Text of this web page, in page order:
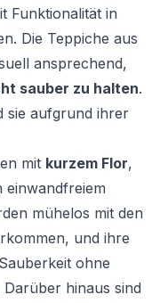
Funktionalität in
Die Teppiche aus
ansprechend,
sauber zu halten.
sie aufgrund ihrer
mit kurzem Flor,
einwandfreiem
mühelos mit den
und ihre
ohne
hinaus sind